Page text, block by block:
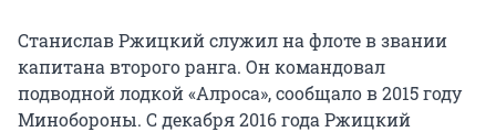
Станислав Ржицкий служил на флоте в звании
капитана второго ранга. Он командовал
подводной лодкой «Алроса», сообщало в 2015 году
Минобороны. С декабря 2016 года Ржицкий